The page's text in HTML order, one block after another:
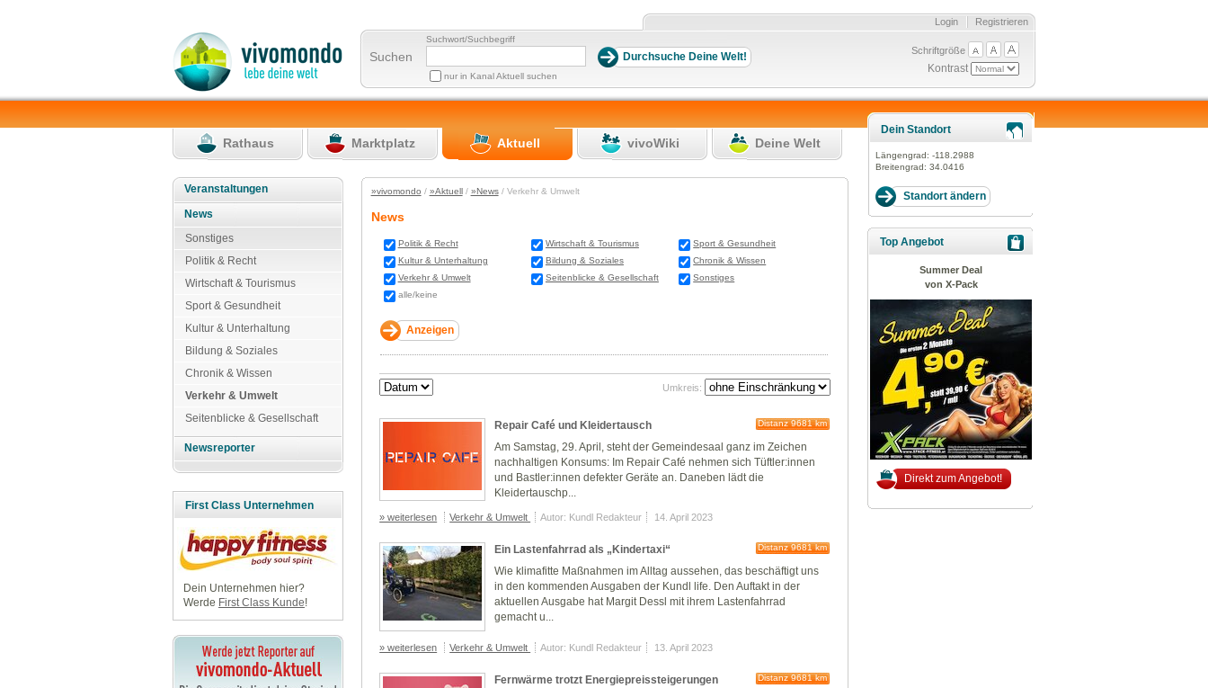
Registrieren
Login
Suchen
Suchwort/Suchbegriff
nur in Kanal Aktuell suchen
Schriftgröße
Kontrast
Rathaus Marktplatz Aktuell vivoWiki Deine Welt
Veranstaltungen
News
Sonstiges
Politik & Recht
Wirtschaft & Tourismus
Sport & Gesundheit
Kultur & Unterhaltung
Bildung & Soziales
Chronik & Wissen
Verkehr & Umwelt
Seitenblicke & Gesellschaft
Newsreporter
First Class Unternehmen
Dein Unternehmen hier?
Werde First Class Kunde!
»vivomondo / »Aktuell/ »News/ Verkehr & Umwelt
News
Politik & Recht Wirtschaft & Tourismus
Sport & Gesundheit
Kultur & Unterhaltung
Bildung & Soziales
Chronik & Wissen
Verkehr & Umwelt
Seitenblicke & Gesellschaft
Sonstiges
alle/keine
Umkreis:
Repair Café und Kleidertausch Distanz 9681 km
Am Samstag, 29. April, steht der Gemeindesaal ganz im Zeichen
nachhaltigen Konsums: Im Repair Café nehmen sich Tüftler:innen
und Bastler:innen defekter Geräte an. Daneben lädt die
Kleidertauschp...
» weiterlesen Verkehr & Umwelt Autor: Kundl Redakteur 14. April 2023
Ein Lastenfahrrad als „Kindertaxi“ Distanz 9681 km
Wie klimafitte Maßnahmen im Alltag aussehen, das beschäftigt uns
in den kommenden Ausgaben der Kundl life. Den Auftakt in der
aktuellen Ausgabe hat Margit Dessl mit ihrem Lastenfahrrad
gemacht u...
» weiterlesen Verkehr & Umwelt Autor: Kundl Redakteur 13. April 2023
Fernwärme trotzt Energiepreissteigerungen Distanz 9681 km
Dein Standort
Längengrad: -118.2988
Breitengrad: 34.0416
Top Angebot
Summer Deal
von X-Pack
Direkt zum Angebot!